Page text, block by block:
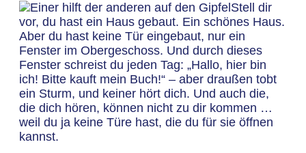
Stell dir
vor, du hast ein Haus gebaut. Ein schönes Haus.
Aber du hast keine Tür eingebaut, nur ein
Fenster im Obergeschoss. Und durch dieses
Fenster schreist du jeden Tag: „Hallo, hier bin
ich! Bitte kauft mein Buch!“ – aber draußen tobt
ein Sturm, und keiner hört dich. Und auch die,
die dich hören, können nicht zu dir kommen …
weil du ja keine Türe hast, die du für sie öffnen
kannst.